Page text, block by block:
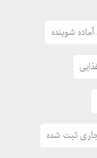
شوینده
ثبت شده